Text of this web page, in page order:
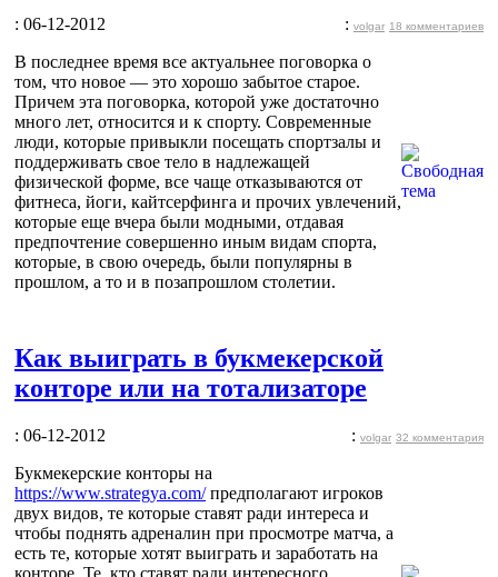
: 06-12-2012 : volgar 18 комментариев
В последнее время все актуальнее поговорка о
том, что новое — это хорошо забытое старое.
Причем эта поговорка, которой уже достаточно
много лет, относится и к спорту. Современные
люди, которые привыкли посещать спортзалы и
поддерживать свое тело в надлежащей
физической форме, все чаще отказываются от
фитнеса, йоги, кайтсерфинга и прочих увлечений,
которые еще вчера были модными, отдавая
предпочтение совершенно иным видам спорта,
которые, в свою очередь, были популярны в
прошлом, а то и в позапрошлом столетии.
Как выиграть в букмекерской
конторе или на тотализаторе
: 06-12-2012 : volgar 32 комментария
Букмекерские конторы на
https://www.strategya.com/предполагают игроков
двух видов, те которые ставят ради интереса и
чтобы поднять адреналин при просмотре матча, а
есть те, которые хотят выиграть и заработать на
конторе. Те, кто ставят ради интересного